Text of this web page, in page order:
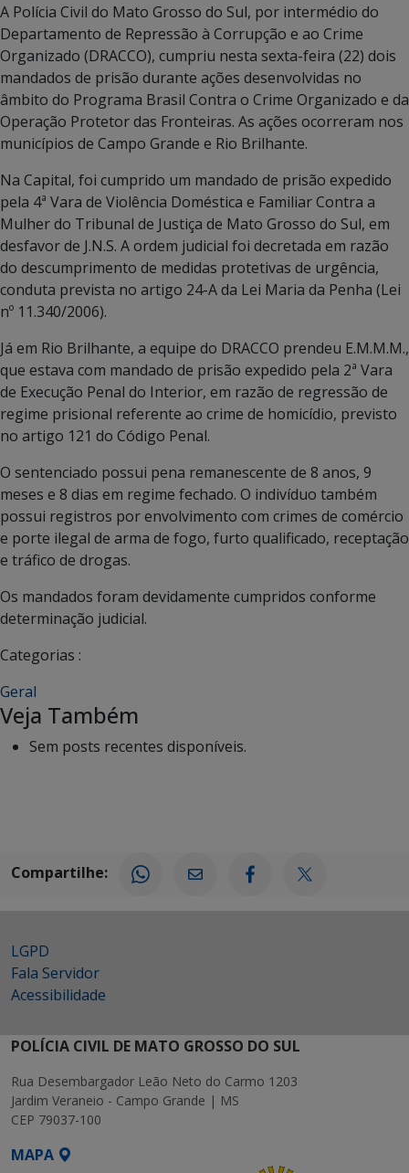
A Polícia Civil do Mato Grosso do Sul, por intermédio do
Departamento de Repressão à Corrupção e ao Crime
Organizado (DRACCO), cumpriu nesta sexta-feira (22) dois
mandados de prisão durante ações desenvolvidas no
âmbito do Programa Brasil Contra o Crime Organizado e da
Operação Protetor das Fronteiras. As ações ocorreram nos
municípios de Campo Grande e Rio Brilhante.
Na Capital, foi cumprido um mandado de prisão expedido
pela 4ª Vara de Violência Doméstica e Familiar Contra a
Mulher do Tribunal de Justiça de Mato Grosso do Sul, em
desfavor de J.N.S. A ordem judicial foi decretada em razão
do descumprimento de medidas protetivas de urgência,
conduta prevista no artigo 24-A da Lei Maria da Penha (Lei
nº 11.340/2006).
Já em Rio Brilhante, a equipe do DRACCO prendeu E.M.M.M.,
que estava com mandado de prisão expedido pela 2ª Vara
de Execução Penal do Interior, em razão de regressão de
regime prisional referente ao crime de homicídio, previsto
no artigo 121 do Código Penal.
O sentenciado possui pena remanescente de 8 anos, 9
meses e 8 dias em regime fechado. O indivíduo também
possui registros por envolvimento com crimes de comércio
e porte ilegal de arma de fogo, furto qualificado, receptação
e tráfico de drogas.
Os mandados foram devidamente cumpridos conforme
determinação judicial.
Categorias :
Geral
Veja Também
Sem posts recentes disponíveis.
Compartilhe:
LGPD
Fala Servidor
Acessibilidade
POLÍCIA CIVIL DE MATO GROSSO DO SUL
Rua Desembargador Leão Neto do Carmo 1203
Jardim Veraneio - Campo Grande | MS
CEP 79037-100
MAPA